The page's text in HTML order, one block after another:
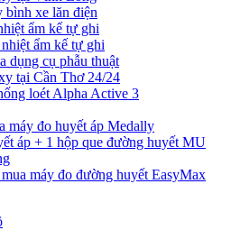
bình xe lăn điện
ẩm kế tự ghi
ẩm kế tự ghi
dụng cụ phẫu thuật
tại Cần Thơ 24/24
loét Alpha Active 3
máy đo huyết áp Medally
áp + 1 hộp que đường huyết MU
máy đo đường huyết EasyMax